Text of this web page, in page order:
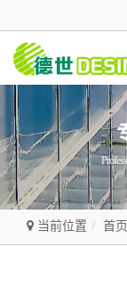
当前位置 首页